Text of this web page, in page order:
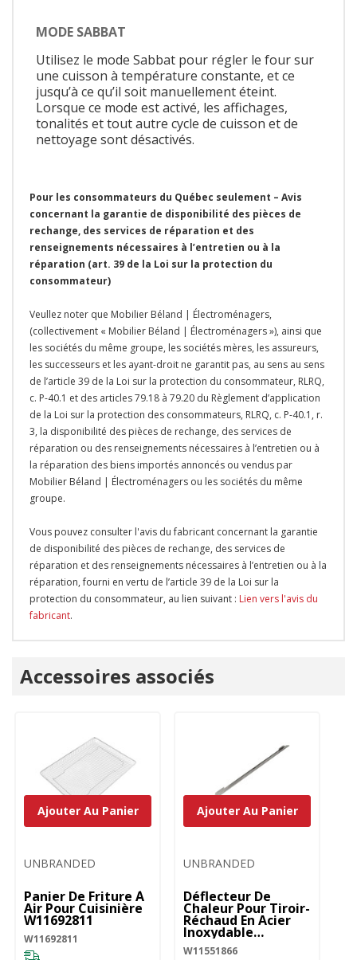
MODE SABBAT
Utilisez le mode Sabbat pour régler le four sur
une cuisson à température constante, et ce
jusqu’à ce qu’il soit manuellement éteint.
Lorsque ce mode est activé, les affichages,
tonalités et tout autre cycle de cuisson et de
nettoyage sont désactivés.
Pour les consommateurs du Québec seulement – Avis
concernant la garantie de disponibilité des pièces de
rechange, des services de réparation et des
renseignements nécessaires à l’entretien ou à la
réparation (art. 39 de la Loi sur la protection du
consommateur)
Veullez noter que Mobilier Béland | Électroménagers,
(collectivement « Mobilier Béland | Électroménagers »), ainsi que
les sociétés du même groupe, les sociétés mères, les assureurs,
les successeurs et les ayant-droit ne garantit pas, au sens au sens
de l’article 39 de la Loi sur la protection du consommateur, RLRQ,
c. P-40.1 et des articles 79.18 à 79.20 du Règlement d’application
de la Loi sur la protection des consommateurs, RLRQ, c. P-40.1, r.
3, la disponibilité des pièces de rechange, des services de
réparation ou des renseignements nécessaires à l’entretien ou à
la réparation des biens importés annoncés ou vendus par
Mobilier Béland | Électroménagers ou les sociétés du même
groupe.
Vous pouvez consulter l'avis du fabricant concernant la garantie
de disponibilité des pièces de rechange, des services de
réparation et des renseignements nécessaires à l’entretien ou à la
réparation, fourni en vertu de l’article 39 de la Loi sur la
protection du consommateur, au lien suivant : Lien vers l'avis du
fabricant.
Accessoires associés
UNBRANDED
Panier De Friture À
Air Pour Cuisinière
W11692811
W11692811
Ajouter Au Panier
UNBRANDED
Déflecteur De
Chaleur Pour Tiroir-
Réchaud En Acier
Inoxydable
W11551866
W11551866
Ajouter Au Panier